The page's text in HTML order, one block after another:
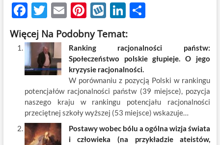
F
ac
e
b
o
o
k
T
w
itt
er
E
m
ail
Pi
nt
er
es
t
W
k
o
p
Li
k
e
dI
n
S
ar
e
Więcej Na Podobny Temat:
Ranking racjonalności państw:
Społeczeństwo polskie głupieje. O jego
kryzysie racjonalności.
W porównaniu z pozycją Polski w rankingu
potencjałów racjonalności państw (39 miejsce), pozycja
naszego kraju w rankingu potencjału racjonalności
przeciętnej szkoły wyższej (53 miejsce) wskazuje…
Postawy wobec bólu a ogólna wizja świata
i człowieka (na przykładzie ateistów,